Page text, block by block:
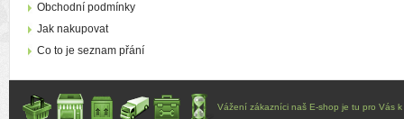
Obchodní podmínky
Jak nakupovat
Co to je seznam přání
Vážení zákazníci naš E-shop je tu pro Vás